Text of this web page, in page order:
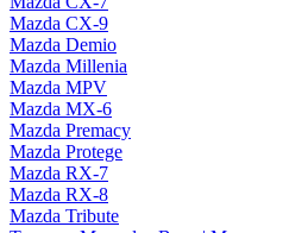
Mazda CX-9
Mazda Demio
Mazda Millenia
Mazda MPV
Mazda MX-6
Mazda Premacy
Mazda Protege
Mazda RX-7
Mazda RX-8
Mazda Tribute